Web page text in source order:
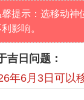
馨提示：选移动神
影响。
吉日问题：
年6月3日可以